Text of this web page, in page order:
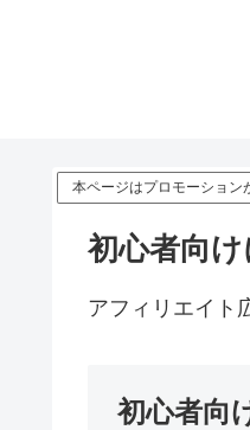
本ページはプロモーション
初心者向
アフィリエイト
初心者向